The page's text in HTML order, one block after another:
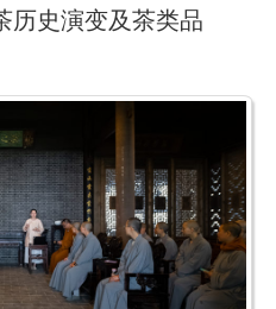
历史演变及茶类品